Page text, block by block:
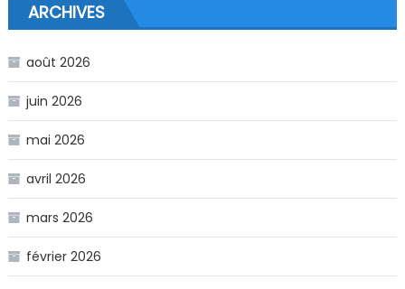
ARCHIVES
août 2026
juin 2026
mai 2026
avril 2026
mars 2026
février 2026